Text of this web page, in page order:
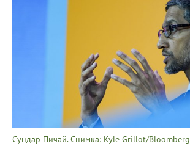
Сундар Пичай. Снимка: Kyle Grillot/Bloomberg